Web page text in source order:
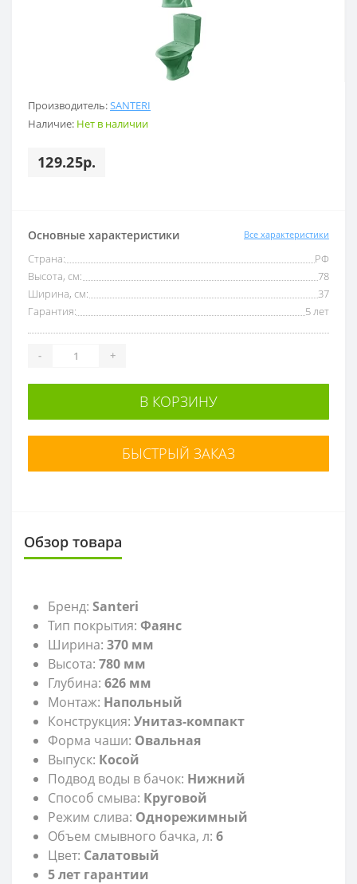
Производитель:SANTERI
Наличие: Нет в наличии
129.25р.
Основные характеристики Все характеристики
Страна:
РФ
Высота, см:
78
Ширина, см:
37
Гарантия:
5 лет
- +
В КОРЗИНУ
БЫСТРЫЙ ЗАКАЗ
Обзор товара
Бренд: Santeri
Тип покрытия: Фаянс
Ширина: 370 мм
Высота: 780 мм
Глубина: 626 мм
Монтаж: Напольный
Конструкция: Унитаз-компакт
Форма чаши: Овальная
Выпуск: Косой
Подвод воды в бачок: Нижний
Способ смыва: Круговой
Режим слива: Однорежимный
Объем смывного бачка, л: 6
Цвет: Салатовый
5 лет гарантии